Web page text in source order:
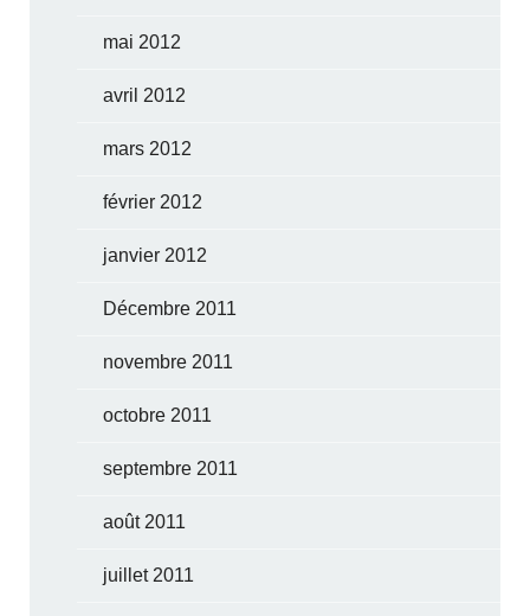
mai 2012
avril 2012
mars 2012
février 2012
janvier 2012
Décembre 2011
novembre 2011
octobre 2011
septembre 2011
août 2011
juillet 2011